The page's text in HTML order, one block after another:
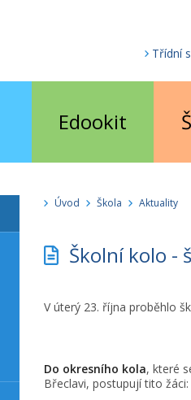
Třídní
Edookit
Úvod Škola Aktuality
Školní kolo -
V úterý 23. října proběhlo
Do okresního kola, které
Břeclavi, postupují tito žáci: